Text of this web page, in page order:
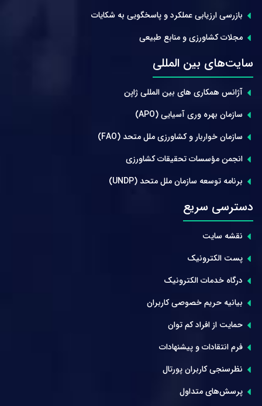
بازرسی ارزیابی عملکرد و پاسخگویی به شکایات
مجلات کشاورزی و منابع طبیعی
سایت‌های بین المللی
آژانس همکاری های بین المللی ژاپن
سازمان بهره وری آسیایی (APO)
سازمان خواربار و کشاورزی ملل متحد (FAO)
انجمن مؤسسات تحقیقات کشاورزی
برنامه توسعه سازمان ملل متحد (UNDP)
دسترسی سریع
نقشه سایت
پست الکترونیک
درگاه خدمات الکترونیک
بیانیه حریم خصوصی کاربران
حمایت از افراد کم توان
فرم انتقادات و پیشنهادات
نظرسنجی کاربران پورتال
پرسش‌های متداول